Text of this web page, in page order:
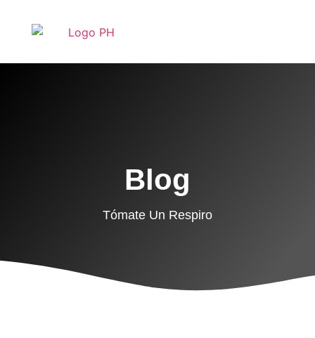
Blog
Tómate Un Respiro